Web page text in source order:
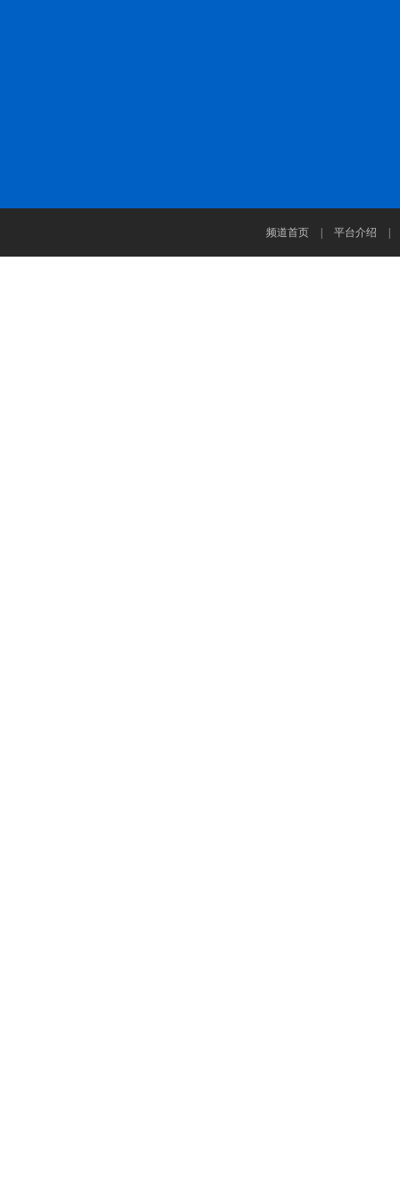
频道首页 | 平台介绍 |